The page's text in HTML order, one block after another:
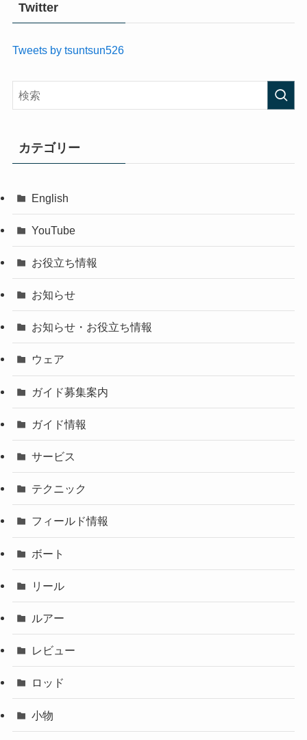
Twitter
Tweets by tsuntsun526
カテゴリー
English
YouTube
お役立ち情報
お知らせ
お知らせ・お役立ち情報
ウェア
ガイド募集案内
ガイド情報
サービス
テクニック
フィールド情報
ボート
リール
ルアー
レビュー
ロッド
小物